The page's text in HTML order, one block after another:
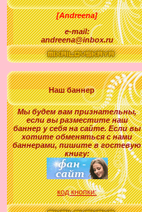
[Andreena]
e-mail:
andreena@inbox.ru
Наш баннер
Мы будем вам признательны,
если вы разместите наш
баннер у себя на сайте. Если вы
хотите обменяться с нами
баннерами, пишите в гостевую
книгу:
код кнопки: